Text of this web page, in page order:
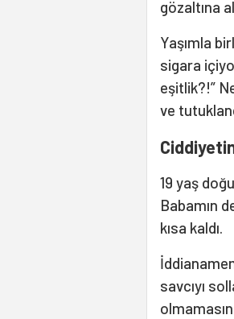
gözaltına
Yaşımla
sigara
eşitlik?!”
ve
19 yaş
Babamın
kısa kaldı.
savcıyı